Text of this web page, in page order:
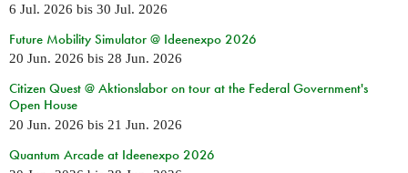
6 Jul. 2026 bis 30 Jul. 2026
Future Mobility Simulator @ Ideenexpo 2026
20 Jun. 2026 bis 28 Jun. 2026
Citizen Quest @ Aktionslabor on tour at the Federal Government's
Open House
20 Jun. 2026 bis 21 Jun. 2026
Quantum Arcade at Ideenexpo 2026